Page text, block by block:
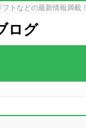
トなどの最新情報満載！
ログ